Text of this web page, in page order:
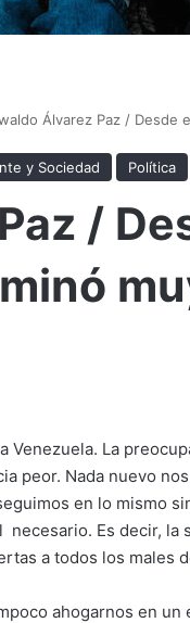
Álvarez Paz / Desde
y Sociedad Política
/
Venezuela. La
peor. Nada nuevo
en lo mismo
Es decir, la
a todos los males
ahogarnos en